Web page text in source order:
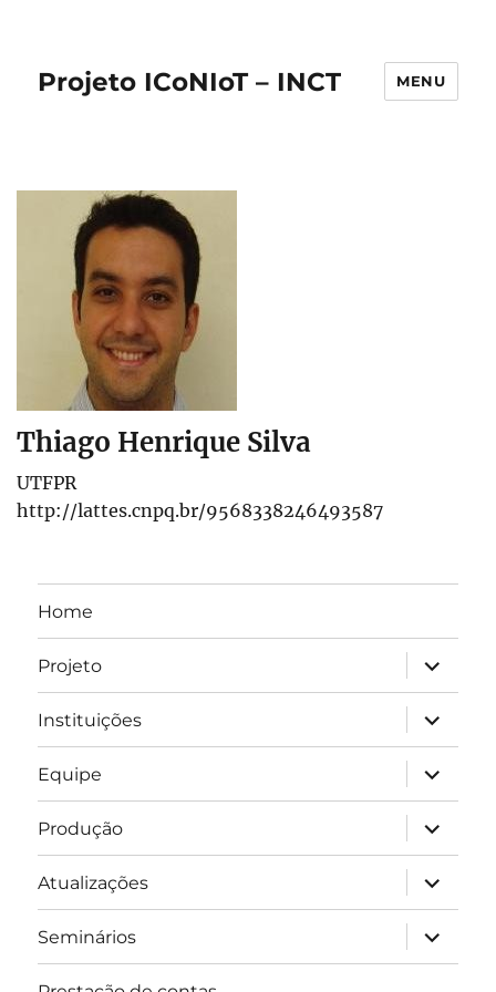
Projeto ICoNIoT – INCT MENU
Thiago Henrique Silva
UTFPR
http://lattes.cnpq.br/9568338246493587
Home
Projeto
expandir
Instituições
expandir
Equipe
expandir
Produção
expandir
Atualizações
expandir
Seminários
expandir